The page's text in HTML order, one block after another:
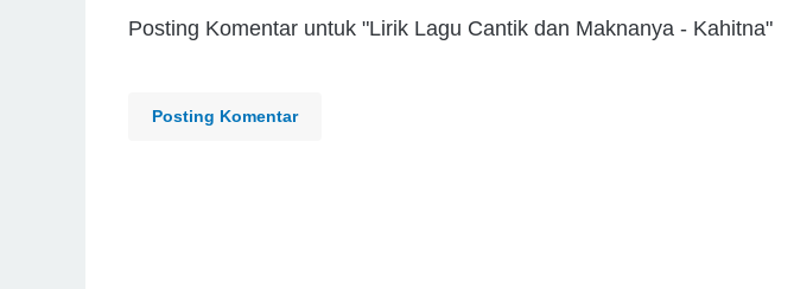
Posting Komentar untuk "Lirik Lagu Cantik dan Maknanya - Kahitna"
Posting Komentar